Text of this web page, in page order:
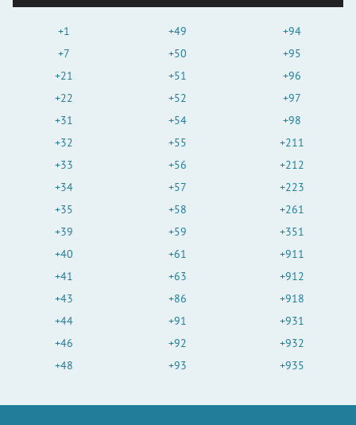
+1
+7
+21
+22
+31
+32
+33
+34
+35
+39
+40
+41
+43
+44
+46
+48
+49
+50
+51
+52
+54
+55
+56
+57
+58
+59
+61
+63
+86
+91
+92
+93
+94
+95
+96
+97
+98
+211
+212
+223
+261
+351
+911
+912
+918
+931
+932
+935